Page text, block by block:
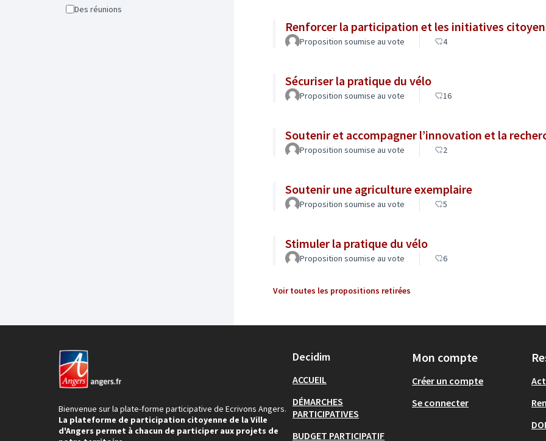
Des réunions
Renforcer la participation et les initiatives
Proposition soumise au vote 4
Sécuriser la pratique du vélo
Proposition soumise au vote 16
Soutenir et accompagner l’innovation et la
Proposition soumise au vote 2
Soutenir une agriculture exemplaire
Proposition soumise au vote 5
Stimuler la pratique du vélo
Proposition soumise au vote 6
Voir toutes les propositions retirées
Bienvenue sur la plate-forme participative de Ecrivons Angers.
La plateforme de participation citoyenne de la Ville
d'Angers permet à chacun de participer aux projets de
Decidim
ACCUEIL
DÉMARCHES
PARTICIPATIVES
BUDGET PARTICIPATIF
Mon compte
Créer un compte
Se connecter